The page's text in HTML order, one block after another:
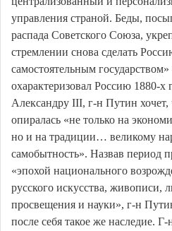
управления страной. Беды,
распада Советского Союза,
стремлении снова сделать
самостоятельным
охарактеризовал Россию 1880-х
Александру III, г-н Путин хочет,
опиралась «не только на
но и на традиции… великому
самобытность». Назвав период
«эпохой национального
русского искусства, живописи,
просвещения и науки», г-н
после себя такое же наследие.